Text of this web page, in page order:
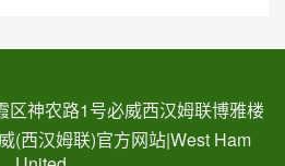
区神农路1号必威西汉姆联博雅楼
(西汉姆联)官方网站|West Ham